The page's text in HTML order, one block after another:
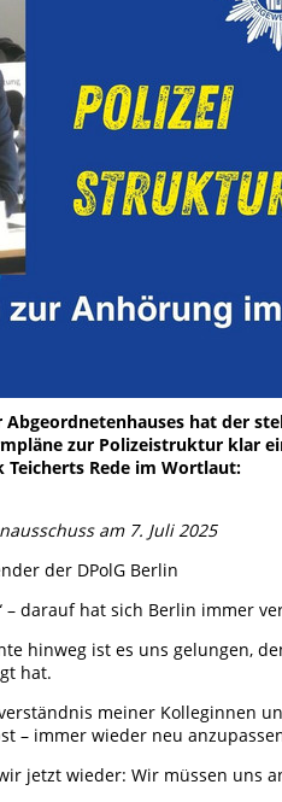
hat der
zur Polizeistruktur klar
Rede im Wortlaut:
am 7. Juli 2025
der DPolG Berlin
– darauf hat sich Berlin immer
hinweg ist es uns gelungen,
hat.
meiner Kolleginnen
– immer wieder neu
jetzt wieder: Wir müssen uns